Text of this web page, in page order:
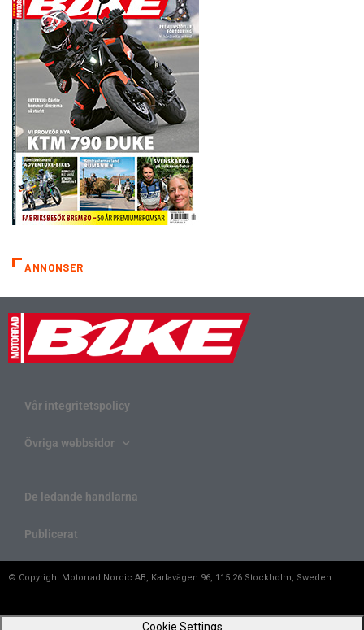
ANNONSER
Vår integritetspolicy
Övriga webbsidor
De ledande handlarna
Publicerat
© Copyright Motorrad Nordic AB, Karlavägen 96, 115 26 Stockholm, Sweden
Cookie Settings